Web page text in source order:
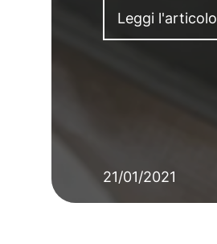
Leggi l'articolo
21/01/2021